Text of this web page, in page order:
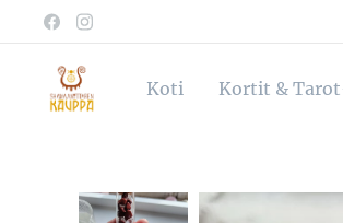
Koti Kortit &